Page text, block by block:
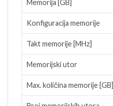
Memorija [GB]
Konfiguracija memorije
Takt memorije [MHz]
Memorijski utor
Max. količina memorije [GB]